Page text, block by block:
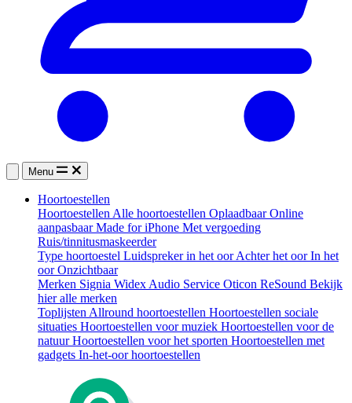
Menu
Hoortoestellen
HoortoestellenAlle hoortoestellen OplaadbaarOnline
aanpasbaarMade for iPhone Met vergoeding
Ruis/tinnitusmaskeerder
Type hoortoestel Luidspreker in het oorAchter het oorIn het
oorOnzichtbaar
Merken Signia WidexAudio Service Oticon ReSound Bekijk
hier alle merken
ToplijstenAllround hoortoestellen Hoortoestellen sociale
situaties Hoortoestellen voor muziek Hoortoestellen voor de
natuurHoortoestellen voor het sporten Hoortoestellen met
gadgets In-het-oor hoortoestellen